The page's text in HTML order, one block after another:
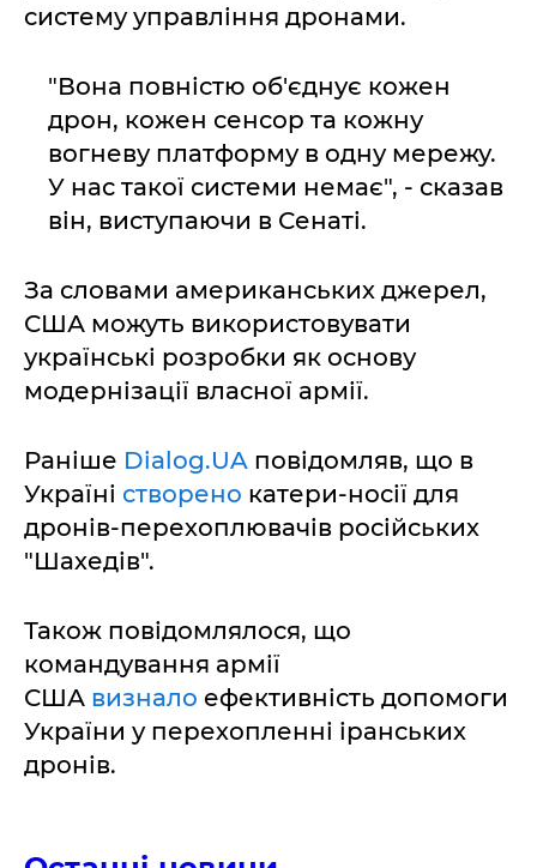
систему управління дронами.
"Вона повністю об'єднує кожен
дрон, кожен сенсор та кожну
вогневу платформу в одну мережу.
У нас такої системи немає", - сказав
він, виступаючи в Сенаті.
За словами американських джерел,
США можуть використовувати
українські розробки як основу
модернізації власної армії.
Раніше Dialog.UA повідомляв, що в
Україні створено катери-носії для
дронів-перехоплювачів російських
"Шахедів".
Також повідомлялося, що
командування армії
США визнало ефективність допомоги
України у перехопленні іранських
дронів.